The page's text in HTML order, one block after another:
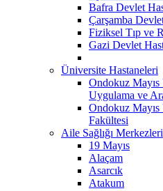
Bafra Devlet
Çarşamba
Fiziksel Tıp ve
Gazi Devlet
Üniversite Hastaneleri
Ondokuz Mayıs
Uygulama ve
Ondokuz
Fakültesi
Aile Sağlığı Merkezleri
19 Mayıs
Alaçam
Asarcık
Atakum